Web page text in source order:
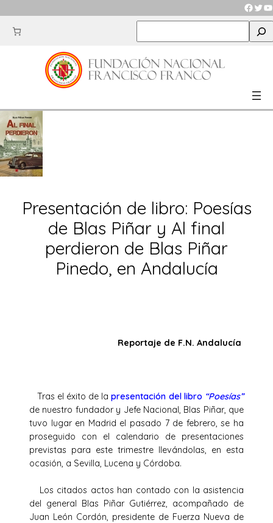
al
contenido
e
r
c
Presentación de libro: Poesías
de Blas Piñar y Al final
perdieron de Blas Piñar
Pinedo, en Andalucía
Reportaje de F.N. Andalucía
Tras el éxito de la presentación del libro “Poesías”
de nuestro fundador y Jefe Nacional, Blas Piñar, que
tuvo lugar en Madrid el pasado 7 de febrero, se ha
proseguido con el calendario de presentaciones
previstas para este trimestre llevándolas, en esta
ocasión, a Sevilla, Lucena y Córdoba.
Los citados actos han contado con la asistencia
del general Blas Piñar Gutiérrez, acompañado de
Juan León Cordón, presidente de Fuerza Nueva de